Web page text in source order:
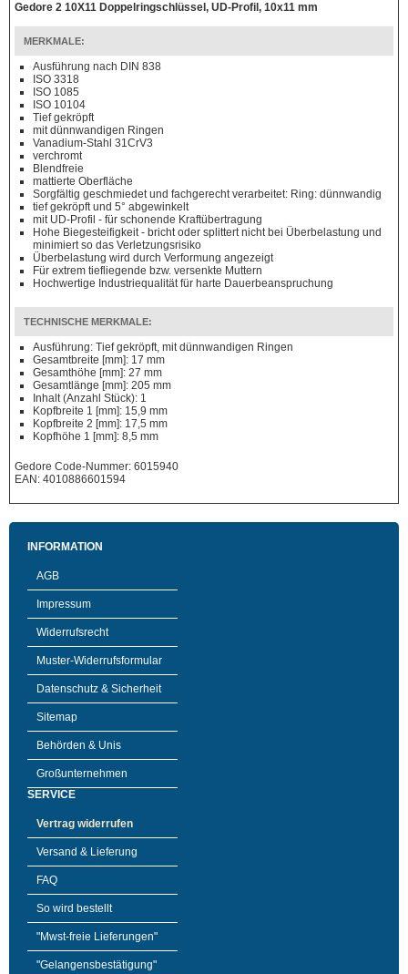
Gedore 2 10X11 Doppelringschlüssel, UD-Profil, 10x11 mm
MERKMALE:
Ausführung nach DIN 838
ISO 3318
ISO 1085
ISO 10104
Tief gekröpft
mit dünnwandigen Ringen
Vanadium-Stahl 31CrV3
verchromt
Blendfreie
mattierte Oberfläche
Sorgfältig geschmiedet und fachgerecht verarbeitet: Ring: dünnwandig
tief gekröpft und 5° abgewinkelt
mit UD-Profil - für schonende Kraftübertragung
Hohe Biegesteifigkeit - bricht oder splittert nicht bei Überbelastung und
minimiert so das Verletzungsrisiko
Überbelastung wird durch Verformung angezeigt
Für extrem tiefliegende bzw. versenkte Muttern
Hochwertige Industriequalität für harte Dauerbeanspruchung
TECHNISCHE MERKMALE:
Ausführung: Tief gekröpft, mit dünnwandigen Ringen
Gesamtbreite [mm]: 17 mm
Gesamthöhe [mm]: 27 mm
Gesamtlänge [mm]: 205 mm
Inhalt (Anzahl Stück): 1
Kopfbreite 1 [mm]: 15,9 mm
Kopfbreite 2 [mm]: 17,5 mm
Kopfhöhe 1 [mm]: 8,5 mm
Gedore Code-Nummer: 6015940
EAN: 4010886601594
INFORMATION
AGB
Impressum
Widerrufsrecht
Muster-Widerrufsformular
Datenschutz & Sicherheit
Sitemap
Behörden & Unis
Großunternehmen
SERVICE
Vertrag widerrufen
Versand & Lieferung
FAQ
So wird bestellt
"Mwst-freie Lieferungen"
"Gelangensbestätigung"